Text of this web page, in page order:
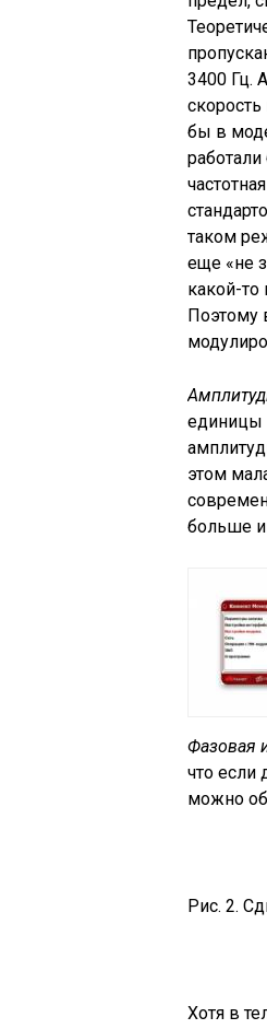
3400 Гц.
бы в
таком
еще «не
какой-
Поэтому
единицы
этом
больше
Фазовая
что если
можно
Рис. 2.
Хотя в